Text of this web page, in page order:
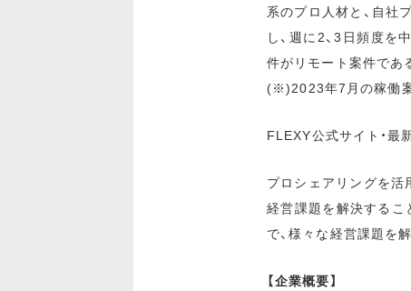
系のプロ人材と、自社
し、週に2、3日頻度
件がリモート案件であ
(※)2023年7月の稼働
FLEXY公式サイト・最
プロシェアリングを活
経営課題を解決するこ
で、様々な経営課題を
【企業概要】